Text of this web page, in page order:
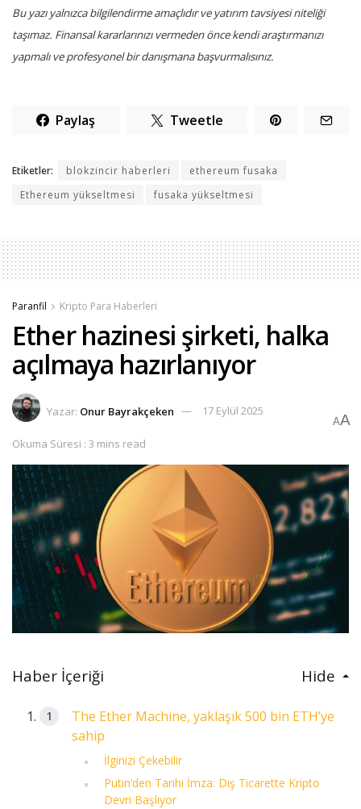
Bu yazı yalnızca bilgilendirme amaçlıdır ve yatırım tavsiyesi niteliği
taşımaz. Finansal kararlarınızı vermeden önce kendi araştırmanızı
yapmalı ve profesyonel bir danışmana başvurmalısınız.
Paylaş Tweetle
Etiketler: blokzincir haberleri
ethereum fusaka
Ethereum yükseltmesi
fusaka yükseltmesi
Paranfil Kripto Para Haberleri
Ether hazinesi şirketi, halka
açılmaya hazırlanıyor
Yazar: Onur Bayrakçeken 17 Eylül 2025
Okuma Süresi : 3 mins read
AA
Haber İçeriği Hide
The Ether Machine, yaklaşık 500 bin ETH’ye
sahip
İlginizi Çekebilir
Putin’den Tarihi İmza: Dış Ticarette Kripto
Devri Başlıyor